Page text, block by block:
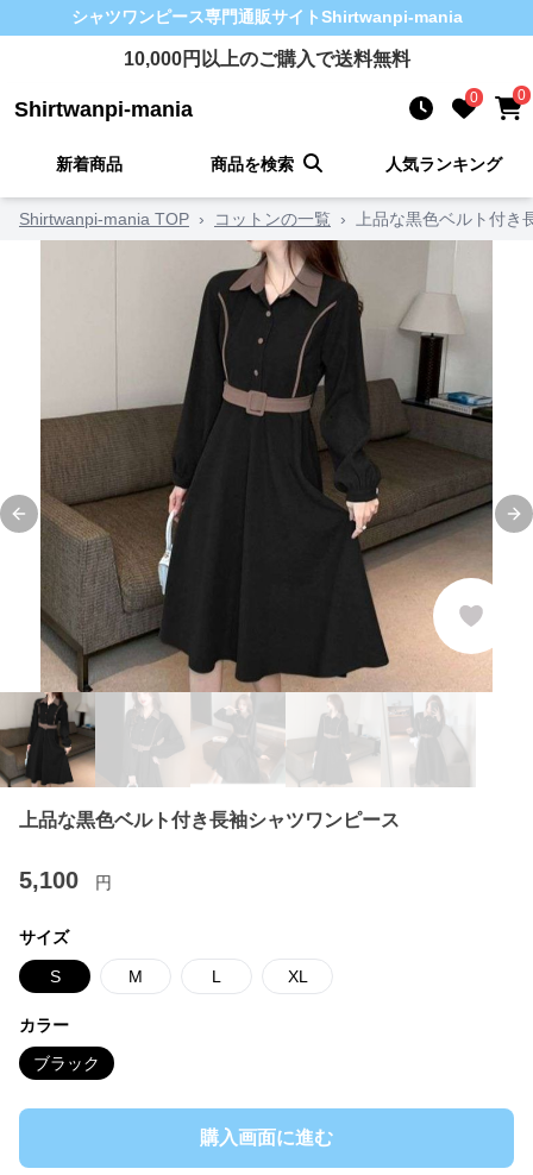
シャツワンピース専門通販サイトShirtwanpi-mania
10,000円以上のご購入で送料無料
Shirtwanpi-mania 0 0
新着商品 商品を検索 人気ランキング
Shirtwanpi-mania TOP › コットンの一覧 › 上品な黒色ベルト付
Previous slide
上品な黒色ベルト付き長袖シャツワンピース
5,100 円
サイズ
S M L XL
カラー
ブラック
購入画面に進む